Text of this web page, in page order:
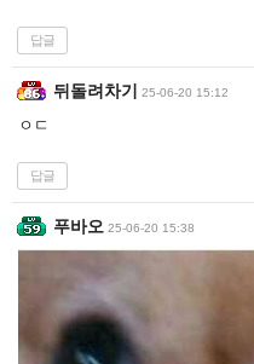
답글
뒤돌려차기 25-06-20 15:12
ㅇㄷ
답글
푸바오 25-06-20 15:38